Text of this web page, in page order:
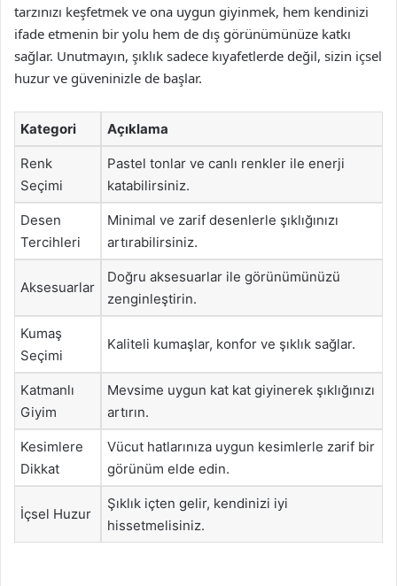
tarzınızı keşfetmek ve ona uygun giyinmek, hem kendinizi
ifade etmenin bir yolu hem de dış görünümünüze katkı
sağlar. Unutmayın, şıklık sadece kıyafetlerde değil, sizin içsel
huzur ve güveninizle de başlar.
Kategori Açıklama
Renk
Seçimi
Pastel tonlar ve canlı renkler ile enerji
katabilirsiniz.
Desen
Tercihleri
Minimal ve zarif desenlerle şıklığınızı
artırabilirsiniz.
Aksesuarlar
Doğru aksesuarlar ile görünümünüzü
zenginleştirin.
Kumaş
Seçimi
Kaliteli kumaşlar, konfor ve şıklık sağlar.
Katmanlı
Giyim
Mevsime uygun kat kat giyinerek şıklığınızı
artırın.
Kesimlere
Dikkat
Vücut hatlarınıza uygun kesimlerle zarif bir
görünüm elde edin.
İçsel Huzur
Şıklık içten gelir, kendinizi iyi
hissetmelisiniz.